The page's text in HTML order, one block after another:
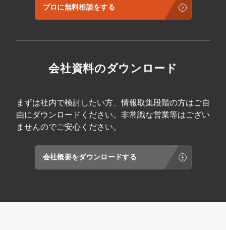
プロに無料相談をする
会社資料のダウンロード
まずは社内で検討したい方、情報取集段階の方はご自
由にダウンロードください。非常識な営業等はござい
ませんのでご安心ください。
会社概要をダウンロードする